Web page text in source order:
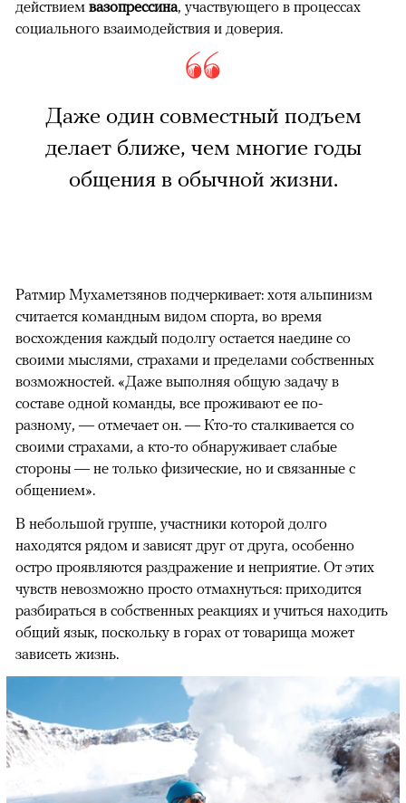
действием вазопрессина, участвующего в процессах
социального взаимодействия и доверия.
Даже один совместный подъем
делает ближе, чем многие годы
общения в обычной жизни.
Ратмир Мухаметзянов подчеркивает: хотя альпинизм
считается командным видом спорта, во время
восхождения каждый подолгу остается наедине со
своими мыслями, страхами и пределами собственных
возможностей. «Даже выполняя общую задачу в
составе одной команды, все проживают ее по-
разному, — отмечает он. — Кто-то сталкивается со
своими страхами, а кто-то обнаруживает слабые
стороны — не только физические, но и связанные с
общением».
В небольшой группе, участники которой долго
находятся рядом и зависят друг от друга, особенно
остро проявляются раздражение и неприятие. От этих
чувств невозможно просто отмахнуться: приходится
разбираться в собственных реакциях и учиться находить
общий язык, поскольку в горах от товарища может
зависеть жизнь.